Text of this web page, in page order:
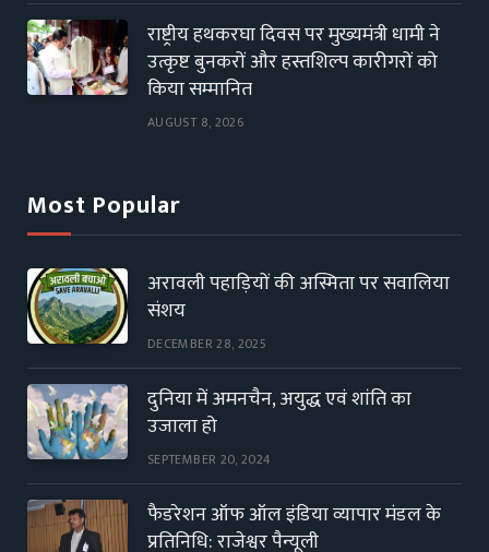
राष्ट्रीय हथकरघा दिवस पर मुख्यमंत्री धामी ने
उत्कृष्ट बुनकरों और हस्तशिल्प कारीगरों को
किया सम्मानित
AUGUST 8, 2026
Most Popular
अरावली पहाड़ियों की अस्मिता पर सवालिया
संशय
DECEMBER 28, 2025
दुनिया में अमनचैन, अयुद्ध एवं शांति का
उजाला हो
SEPTEMBER 20, 2024
फैडरेशन ऑफ ऑल इंडिया व्यापार मंडल के
प्रतिनिधि: राजेश्वर पैन्यूली